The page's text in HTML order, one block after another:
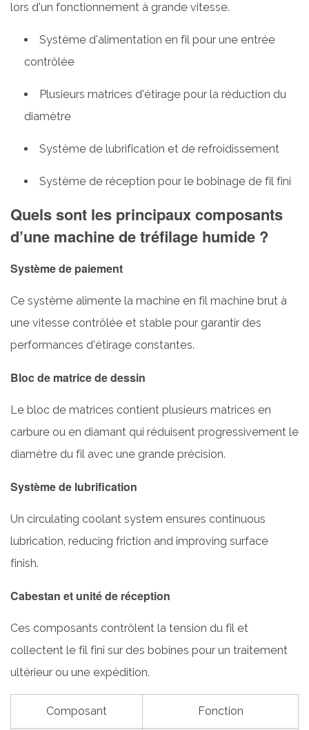
Système
de
lubrification
3.4
Cabestan
de
4
sont
les
de
technologie
de
tréfilage
?
4.1
surface
améliorée
Vitesse
de
élevée
Usure
réduite
des
4.4
Meilleures
lors d'un fonctionnement à grande vitesse.
Système d'alimentation en fil pour une entrée
contrôlée
Plusieurs matrices d'étirage pour la réduction du
diamètre
Système de lubrification et de refroidissement
Système de réception pour le bobinage de fil fini
Quels sont les principaux composants
d’une machine de tréfilage humide ?
Système de paiement
Ce système alimente la machine en fil machine brut à
une vitesse contrôlée et stable pour garantir des
performances d'étirage constantes.
Bloc de matrice de dessin
Le bloc de matrices contient plusieurs matrices en
carbure ou en diamant qui réduisent progressivement le
diamètre du fil avec une grande précision.
Système de lubrification
Un circulating coolant system ensures continuous
lubrication, reducing friction and improving surface
finish.
Cabestan et unité de réception
Ces composants contrôlent la tension du fil et
collectent le fil fini sur des bobines pour un traitement
ultérieur ou une expédition.
Composant Fonction